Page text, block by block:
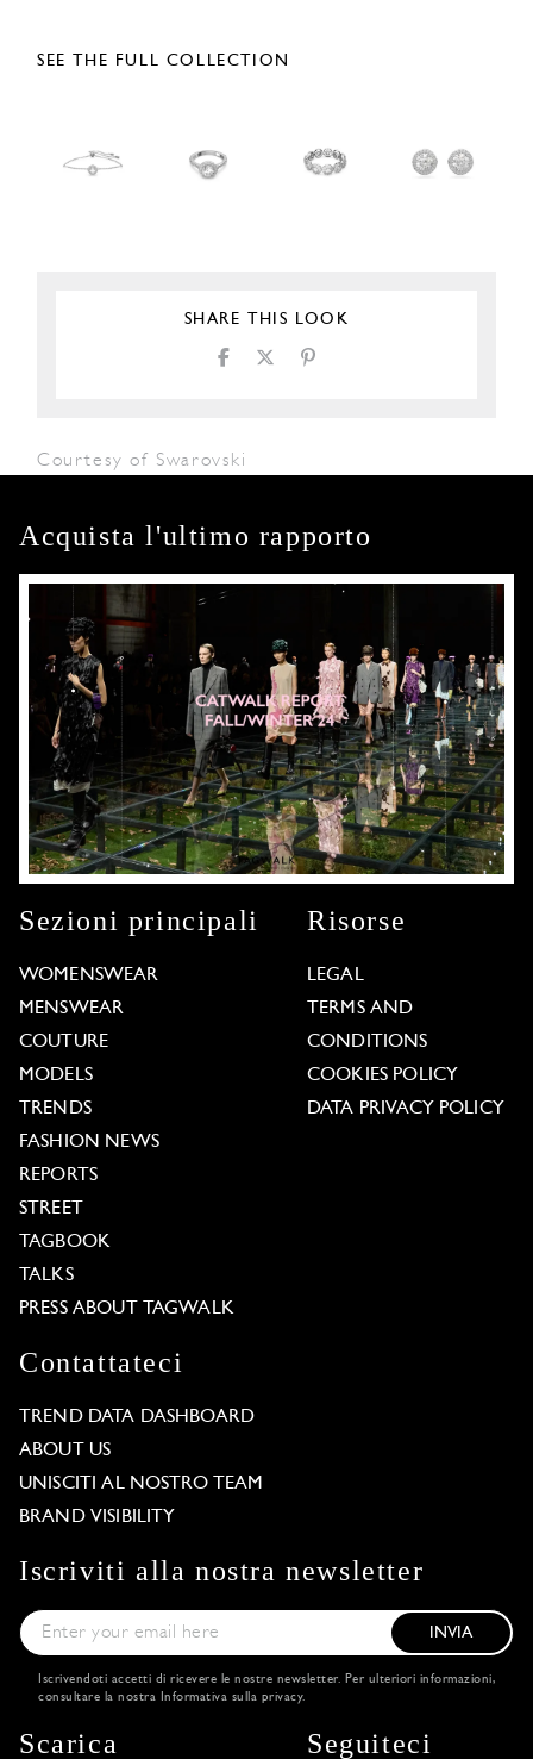
SEE THE FULL COLLECTION
SHARE THIS LOOK
Courtesy of Swarovski
Acquista l'ultimo rapporto
Sezioni principali
WOMENSWEAR
MENSWEAR
COUTURE
MODELS
TRENDS
FASHION NEWS
REPORTS
STREET
TAGBOOK
TALKS
PRESS ABOUT TAGWALK
Risorse
LEGAL
TERMS AND
CONDITIONS
COOKIES POLICY
DATA PRIVACY POLICY
Contattateci
TREND DATA DASHBOARD
ABOUT US
UNISCITI AL NOSTRO TEAM
BRAND VISIBILITY
Iscriviti alla nostra newsletter
INVIA
Iscrivendoti accetti di ricevere le nostre newsletter. Per ulteriori informazioni,
consultare la nostra
Informativa sulla privacy.
Scarica Seguiteci